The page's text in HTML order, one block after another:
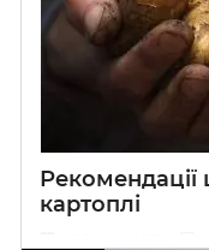
картоплі